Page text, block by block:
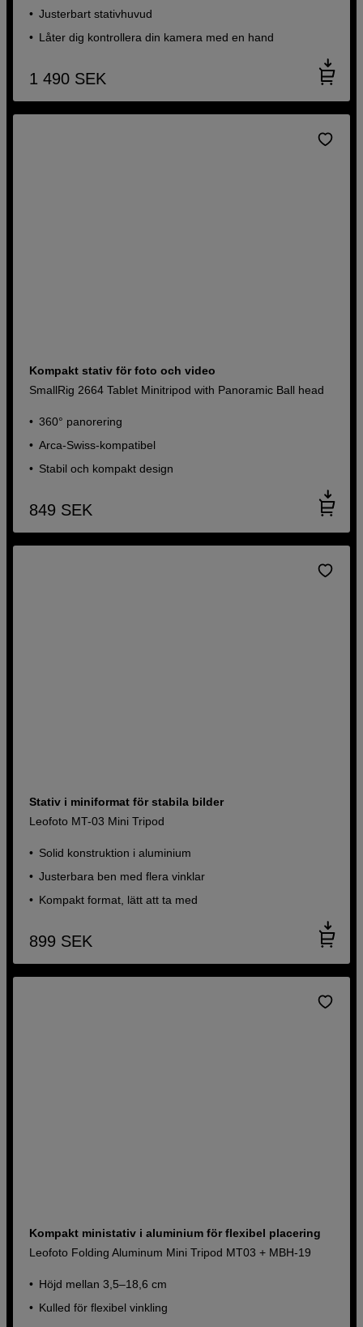
Justerbart stativhuvud
Låter dig kontrollera din kamera med en hand
1 490 SEK
Kompakt stativ för foto och video
SmallRig 2664 Tablet Minitripod with Panoramic Ball head
360° panorering
Arca-Swiss-kompatibel
Stabil och kompakt design
849 SEK
Stativ i miniformat för stabila bilder
Leofoto MT-03 Mini Tripod
Solid konstruktion i aluminium
Justerbara ben med flera vinklar
Kompakt format, lätt att ta med
899 SEK
Kompakt ministativ i aluminium för flexibel placering
Leofoto Folding Aluminum Mini Tripod MT03 + MBH-19
Höjd mellan 3,5–18,6 cm
Kulled för flexibel vinkling